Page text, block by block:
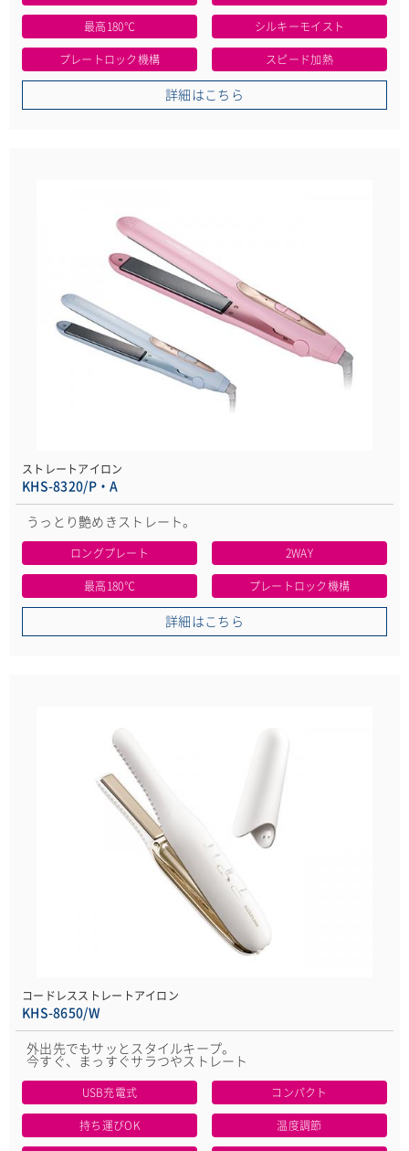
最高180℃ シルキーモイスト
プレートロック機構 スピード加熱
詳細はこちら
ストレートアイロン
KHS-8320/P・A
うっとり艶めきストレート。
ロングプレート 2WAY
最高180℃ プレートロック機構
詳細はこちら
コードレスストレートアイロン
KHS-8650/W
外出先でもサッとスタイルキープ。
今すぐ、まっすぐサラつやストレート
USB充電式 コンパクト
持ち運びOK 温度調節